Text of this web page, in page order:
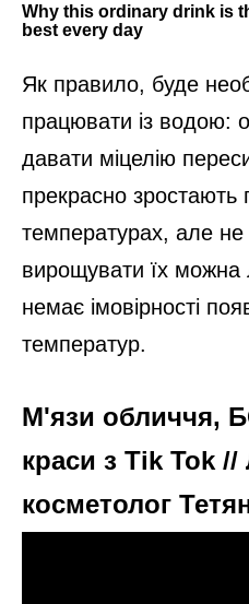
Як правило, буде
працювати із водою:
давати міцелію
прекрасно зростають
температурах, але не
вирощувати їх можна
немає імовірності
температур.
М'язи обличчя,
краси з Tik Tok //
косметолог